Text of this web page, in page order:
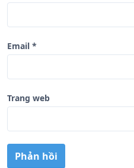
Email *
Trang web